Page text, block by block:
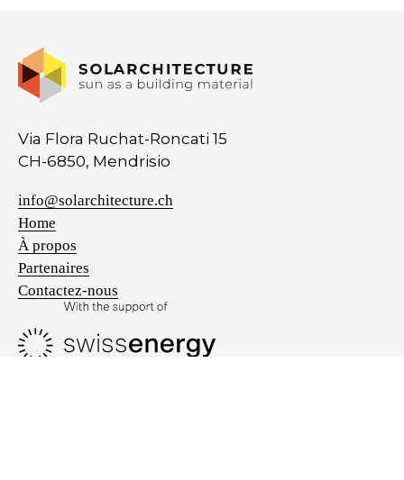
Via Flora Ruchat-Roncati 15
CH-6850, Mendrisio
info@solarchitecture.ch
Home
À propos
Partenaires
Contactez-nous